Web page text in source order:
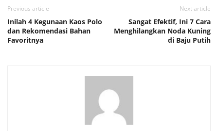
Previous article
Inilah 4 Kegunaan Kaos Polo
dan Rekomendasi Bahan
Favoritnya
Next article
Sangat Efektif, Ini 7 Cara
Menghilangkan Noda Kuning
di Baju Putih